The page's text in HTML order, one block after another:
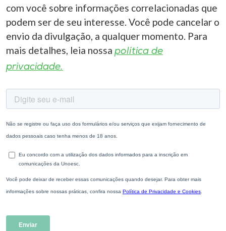
com você sobre informações correlacionadas que
podem ser de seu interesse. Você pode cancelar o
envio da divulgação, a qualquer momento. Para
mais detalhes, leia nossa política de
privacidade.